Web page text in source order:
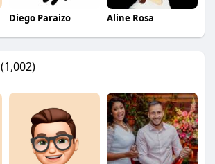
Diego Paraizo Aline Rosa
(1,002)